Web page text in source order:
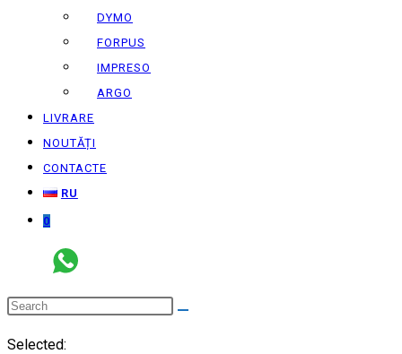
DYMO
FORPUS
IMPRESO
ARGO
LIVRARE
NOUTĂȚI
CONTACTE
RU
0
Selected: